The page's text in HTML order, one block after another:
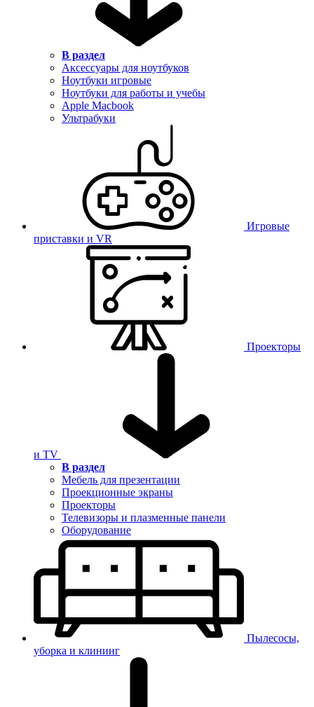
В раздел
Аксессуары для ноутбуков
Ноутбуки игровые
Ноутбуки для работы и учебы
Apple Macbook
Ультрабуки
Игровые
приставки и VR
Проекторы
и TV
В раздел
Мебель для презентации
Проекционные экраны
Проекторы
Телевизоры и плазменные панели
Оборудование
Пылесосы,
уборка и клининг